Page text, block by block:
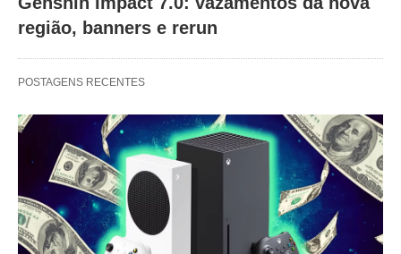
região, banners e rerun
POSTAGENS RECENTES